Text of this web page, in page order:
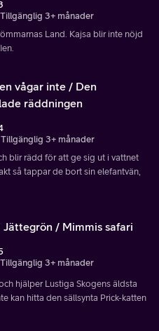
Tillgänglig 3+ månader
Land. Kajsa blir inte nöjd
vågar inte / Den
räddningen
Tillgänglig 3+ månader
blir rädd för att ge sig ut i vattnet
så tappar de bort sin elefantvän,
Jättegrön / Mimmis safari
Tillgänglig 3+ månader
hjälper Lustiga Skogens äldsta
kan hitta den sällsynta Prick-katten